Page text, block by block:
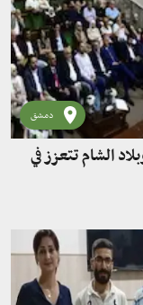
دمشق
الشام تتعزز في